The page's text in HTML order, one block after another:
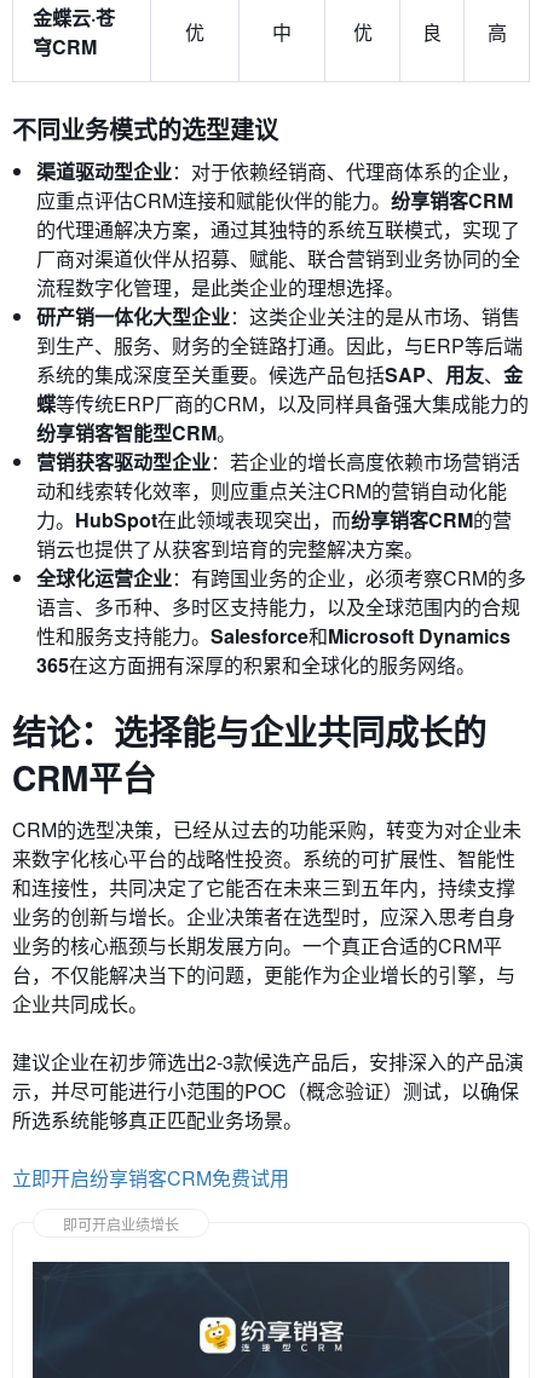
金蝶云·苍
穹CRM
优 中 优 良 高
不同业务模式的选型建议
渠道驱动型企业：对于依赖经销商、代理商体系的企业，
应重点评估CRM连接和赋能伙伴的能力。 纷享销客CRM
的代理通解决方案，通过其独特的系统互联模式，实现了
厂商对渠道伙伴从招募、赋能、联合营销到业务协同的全
流程数字化管理，是此类企业的理想选择。
研产销一体化大型企业：这类企业关注的是从市场、销售
到生产、服务、财务的全链路打通。因此，与ERP等后端
系统的集成深度至关重要。候选产品包括SAP、 用友、 金
蝶等传统ERP厂商的CRM，以及同样具备强大集成能力的
纷享销客智能型CRM。
营销获客驱动型企业：若企业的增长高度依赖市场营销活
动和线索转化效率，则应重点关注CRM的营销自动化能
力。 HubSpot在此领域表现突出，而纷享销客CRM的营
销云也提供了从获客到培育的完整解决方案。
全球化运营企业：有跨国业务的企业，必须考察CRM的多
语言、多币种、多时区支持能力，以及全球范围内的合规
性和服务支持能力。 Salesforce和Microsoft Dynamics
365在这方面拥有深厚的积累和全球化的服务网络。
结论：选择能与企业共同成长的
CRM平台
CRM的选型决策，已经从过去的功能采购，转变为对企业未
来数字化核心平台的战略性投资。系统的可扩展性、智能性
和连接性，共同决定了它能否在未来三到五年内，持续支撑
业务的创新与增长。企业决策者在选型时，应深入思考自身
业务的核心瓶颈与长期发展方向。一个真正合适的CRM平
台，不仅能解决当下的问题，更能作为企业增长的引擎，与
企业共同成长。
建议企业在初步筛选出2-3款候选产品后，安排深入的产品演
示，并尽可能进行小范围的POC（概念验证）测试，以确保
所选系统能够真正匹配业务场景。
立即开启纷享销客CRM免费试用
即可开启业绩增长